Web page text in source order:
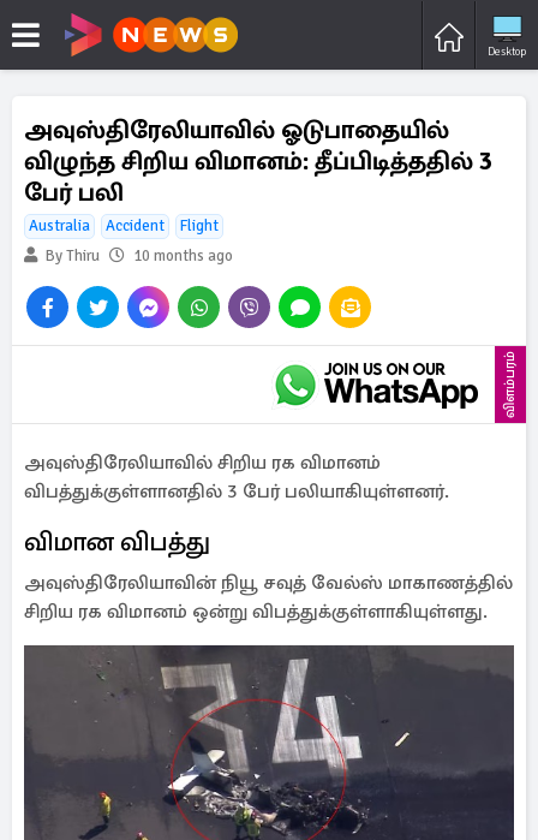
Desktop
அவுஸ்திரேலியாவில் ஓடுபாதையில்
விழுந்த சிறிய விமானம்: தீப்பிடித்ததில் 3
பேர் பலி
Australia Accident
Flight
By Thiru
10 months ago
விளம்பரம்
அவுஸ்திரேலியாவில் சிறிய ரக விமானம்
விபத்துக்குள்ளானதில் 3 பேர் பலியாகியுள்ளனர்.
விமான விபத்து
அவுஸ்திரேலியாவின் நியூ சவுத் வேல்ஸ் மாகாணத்தில்
சிறிய ரக விமானம் ஒன்று விபத்துக்குள்ளாகியுள்ளது.